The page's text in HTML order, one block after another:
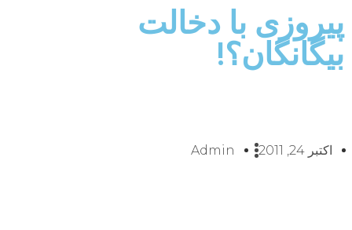
پیروزی با دخالت
بیگانگان؟!
اکتبر 24, 2011 Admin